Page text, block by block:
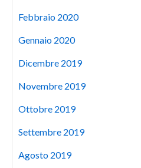
Febbraio 2020
Gennaio 2020
Dicembre 2019
Novembre 2019
Ottobre 2019
Settembre 2019
Agosto 2019